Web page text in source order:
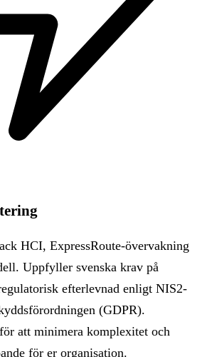
HCI, ExpressRoute-övervakning
Uppfyller svenska krav på
efterlevnad enligt NIS2-
(GDPR).
att minimera komplexitet och
för er organisation.